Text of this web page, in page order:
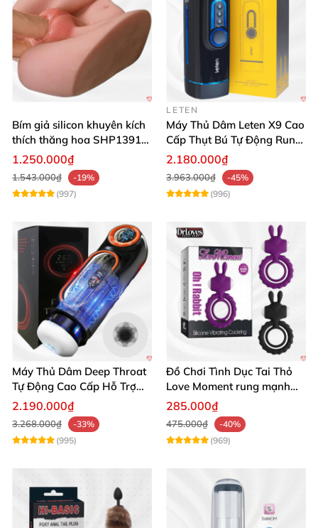
Bím giả silicon khuyên kích
thích thăng hoa SHP1391
ShopHanhPhuc
1.250.000₫
1.543.000₫
-19%
(997)
LETEN
Máy Thủ Dâm Leten X9 Cao
Cấp Thụt Bú Tự Động Rung
Rên
2.180.000₫
3.963.000₫
-45%
(996)
Máy Thủ Dâm Deep Throat
Tự Động Cao Cấp Hỗ Trợ
Gắn Tường
2.190.000₫
3.268.000₫
-33%
(995)
Đồ Chơi Tình Dục Tai Thỏ
Love Moment rung mạnh
mẽ êm ái
285.000₫
475.000₫
-40%
(969)